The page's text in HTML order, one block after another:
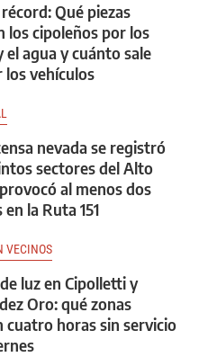
Qué piezas
los cipoleños por los
el agua y cuánto sale
los vehículos
nevada se registró
sectores del Alto
al menos dos
la Ruta 151
VECINOS
luz en Cipolletti y
Oro: qué zonas
cuatro horas sin servicio